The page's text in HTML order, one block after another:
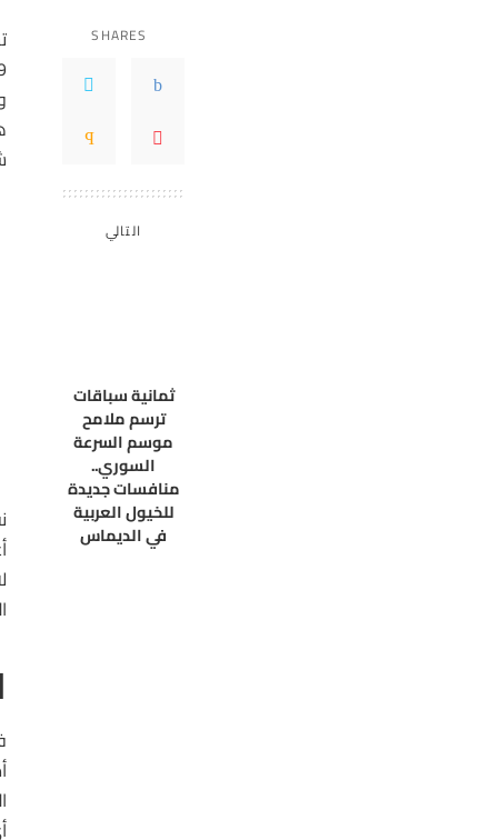
SHARES
التالي
ثمانية سباقات
ترسم ملامح
موسم السرعة
السوري..
منافسات جديدة
للخيول العربية
في الديماس